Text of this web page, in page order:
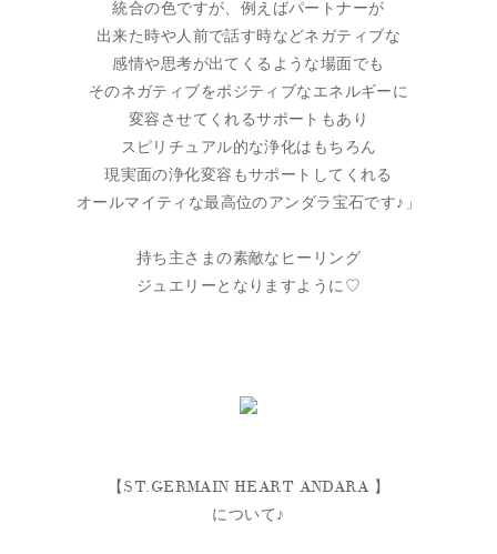
統合の色ですが、例えばパートナーが
出来た時や人前で話す時などネガティブな
感情や思考が出てくるような場面でも
そのネガティブをポジティブなエネルギーに
変容させてくれるサポートもあり
スピリチュアル的な浄化はもちろん
現実面の浄化変容もサポートしてくれる
オールマイティな最高位のアンダラ宝石です♪」
持ち主さまの素敵なヒーリング
ジュエリーとなりますように♡
【ST.GERMAIN HEART ANDARA 】
について♪